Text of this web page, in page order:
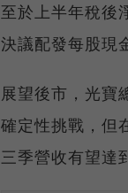
至於上半年稅後
決議配發每股現
展望後市，光寶
確定性挑戰，但
三季營收有望達